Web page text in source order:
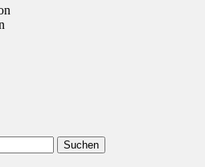
Suchen